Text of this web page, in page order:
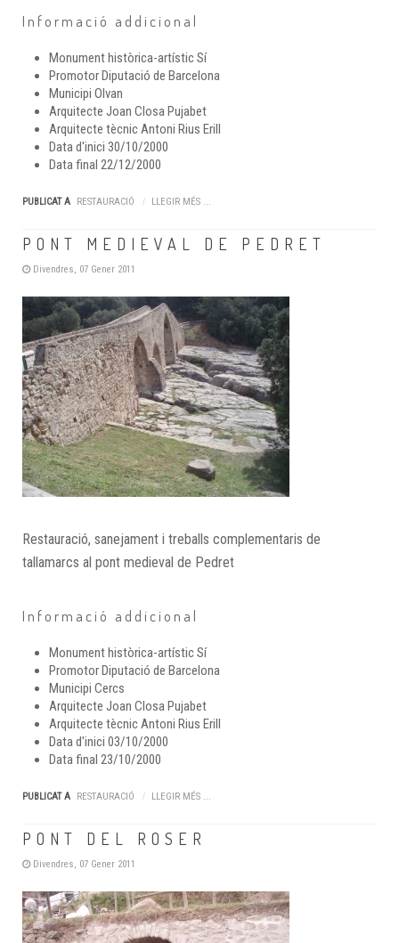
Informació addicional
Monument històrica-artísticSí
PromotorDiputació de Barcelona
Municipi Olvan
Arquitecte Joan Closa Pujabet
Arquitecte tècnicAntoni Rius Erill
Data d'inici 30/10/2000
Data final 22/12/2000
PUBLICAT A RESTAURACIÓ LLEGIR MÉS ...
PONT MEDIEVAL DE PEDRET
Divendres, 07 Gener 2011
Restauració, sanejament i treballs complementaris de
tallamarcs al pont medieval de Pedret
Informació addicional
Monument històrica-artísticSí
PromotorDiputació de Barcelona
Municipi Cercs
Arquitecte Joan Closa Pujabet
Arquitecte tècnicAntoni Rius Erill
Data d'inici 03/10/2000
Data final 23/10/2000
PUBLICAT A RESTAURACIÓ LLEGIR MÉS ...
PONT DEL ROSER
Divendres, 07 Gener 2011